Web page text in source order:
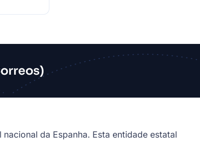
da Espanha. Esta entidade estatal